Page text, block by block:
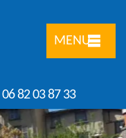
MENU
06 82 03 87 33